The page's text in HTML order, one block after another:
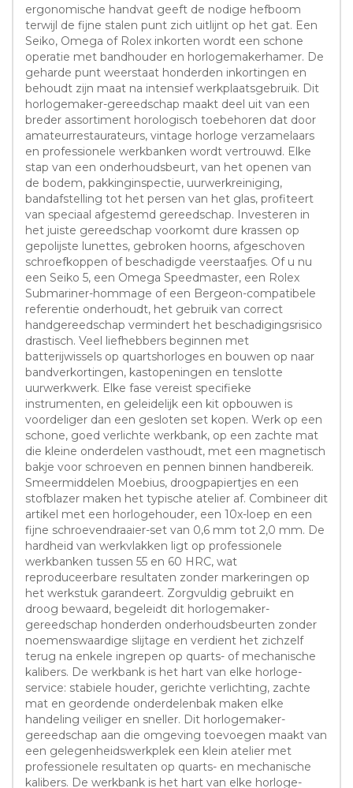
ergonomische handvat geeft de nodige hefboom
terwijl de fijne stalen punt zich uitlijnt op het gat. Een
Seiko, Omega of Rolex inkorten wordt een schone
operatie met bandhouder en horlogemakerhamer. De
geharde punt weerstaat honderden inkortingen en
behoudt zijn maat na intensief werkplaatsgebruik. Dit
horlogemaker-gereedschap maakt deel uit van een
breder assortiment horologisch toebehoren dat door
amateurrestaurateurs, vintage horloge verzamelaars
en professionele werkbanken wordt vertrouwd. Elke
stap van een onderhoudsbeurt, van het openen van
de bodem, pakkinginspectie, uurwerkreiniging,
bandafstelling tot het persen van het glas, profiteert
van speciaal afgestemd gereedschap. Investeren in
het juiste gereedschap voorkomt dure krassen op
gepolijste lunettes, gebroken hoorns, afgeschoven
schroefkoppen of beschadigde veerstaafjes. Of u nu
een Seiko 5, een Omega Speedmaster, een Rolex
Submariner-hommage of een Bergeon-compatibele
referentie onderhoudt, het gebruik van correct
handgereedschap vermindert het beschadigingsrisico
drastisch. Veel liefhebbers beginnen met
batterijwissels op quartshorloges en bouwen op naar
bandverkortingen, kastopeningen en tenslotte
uurwerkwerk. Elke fase vereist specifieke
instrumenten, en geleidelijk een kit opbouwen is
voordeliger dan een gesloten set kopen. Werk op een
schone, goed verlichte werkbank, op een zachte mat
die kleine onderdelen vasthoudt, met een magnetisch
bakje voor schroeven en pennen binnen handbereik.
Smeermiddelen Moebius, droogpapiertjes en een
stofblazer maken het typische atelier af. Combineer dit
artikel met een horlogehouder, een 10x-loep en een
fijne schroevendraaier-set van 0,6 mm tot 2,0 mm. De
hardheid van werkvlakken ligt op professionele
werkbanken tussen 55 en 60 HRC, wat
reproduceerbare resultaten zonder markeringen op
het werkstuk garandeert. Zorgvuldig gebruikt en
droog bewaard, begeleidt dit horlogemaker-
gereedschap honderden onderhoudsbeurten zonder
noemenswaardige slijtage en verdient het zichzelf
terug na enkele ingrepen op quarts- of mechanische
kalibers. De werkbank is het hart van elke horloge-
service: stabiele houder, gerichte verlichting, zachte
mat en geordende onderdelenbak maken elke
handeling veiliger en sneller. Dit horlogemaker-
gereedschap aan die omgeving toevoegen maakt van
een gelegenheidswerkplek een klein atelier met
professionele resultaten op quarts- en mechanische
kalibers. De werkbank is het hart van elke horloge-